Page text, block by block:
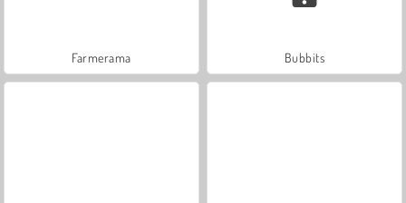
Farmerama Bubbits